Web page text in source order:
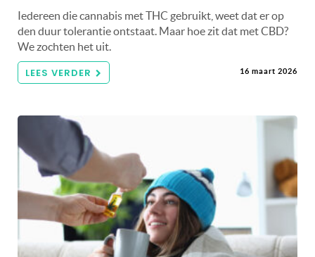
Iedereen die cannabis met THC gebruikt, weet dat er op
den duur tolerantie ontstaat. Maar hoe zit dat met CBD?
We zochten het uit.
LEES VERDER 16 maart 2026